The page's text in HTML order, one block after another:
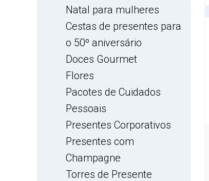
Natal para mulheres
Cestas de presentes para
o 50º aniversário
Doces Gourmet
Flores
Pacotes de Cuidados
Pessoais
Presentes Corporativos
Presentes com
Champagne
Torres de Presente